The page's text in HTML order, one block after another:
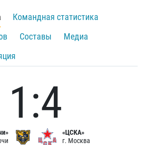
Командная статистика
Составы
Медиа
1:4
«ЦСКА»
г. Москва